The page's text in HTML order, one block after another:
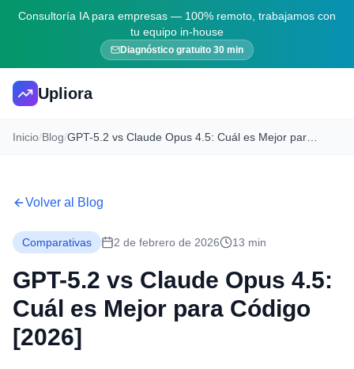
Consultoría IA para empresas — 100% remoto, trabajamos con
tu equipo in-house
Diagnóstico gratuito 30 min
Upliora
Inicio/Blog/
Volver al Blog
Comparativas 2 de febrero de 2026 13 min
GPT-5.2 vs Claude Opus 4.5:
Cuál es Mejor para Código
[2026]